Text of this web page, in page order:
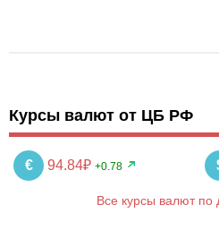
Курсы валют от ЦБ РФ
€ 94.84₽ +0.78
Все курсы валют